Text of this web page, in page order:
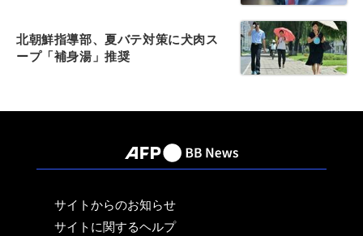
北朝鮮指導部、夏バテ対策に犬肉ス
ープ「補身湯」推奨
サイトからのお知らせ
サイトに関するヘルプ